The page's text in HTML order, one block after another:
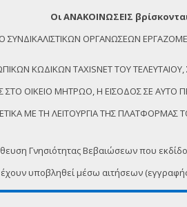
Οι ΑΝΑΚΟΙΝΩΣΕΙΣ
ΣΥΝΔΙΚΑΛΙΣΤΙΚΩΝ ΟΡΓΑΝΩΣΕΩΝ
ΚΩΔΙΚΩΝ TAXISNET ΤΟΥ
ΟΙΚΕΙΟ ΜΗΤΡΩΟ, Η ΕΙΣΟΔΟΣ ΣΕ ΑΥΤΟ
ΜΕ ΤΗ ΛΕΙΤΟΥΡΓΙΑ ΤΗΣ
Γνησιότητας Βεβαιώσεων που
υποβληθεί μέσω αιτήσεων